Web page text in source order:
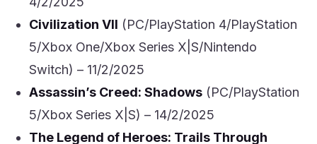
Civilization VII (PC/PlayStation 4/PlayStation
5/Xbox One/Xbox Series X|S/Nintendo
Switch) – 11/2/2025
Assassin’s Creed: Shadows (PC/PlayStation
5/Xbox Series X|S) – 14/2/2025
The Legend of Heroes: Trails Through